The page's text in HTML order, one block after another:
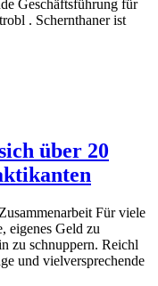
Geschäftsführung für
. Schernthaner ist
über 20
Für viele
eigenes Geld zu
zu schnuppern. Reichl
und vielversprechende